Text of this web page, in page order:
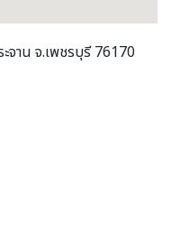
จาน จ.เพชรบุรี 76170